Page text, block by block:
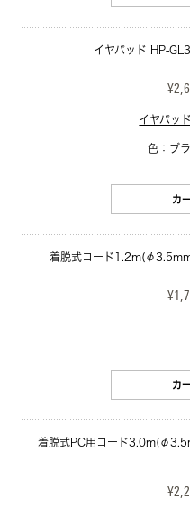
イヤパッド HP-
イヤパッ
色：ブ
カ
着脱式コード
カ
着脱式PC用コード